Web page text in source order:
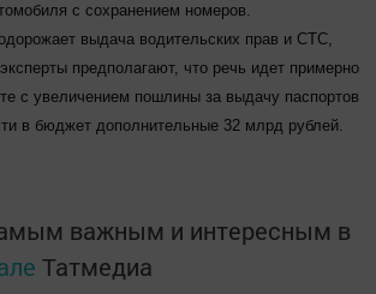
с сохранением номеров.
выдача водительских прав и СТС,
предполагают, что речь идет примерно
с увеличением пошлины за выдачу паспортов
в бюджет дополнительные 32 млрд рублей.
важным и интересным в
Татмедиа